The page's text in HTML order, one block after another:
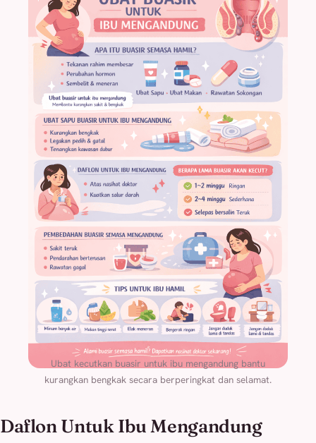
Ubat kecutkan buasir untuk ibu mengandung bantu
kurangkan bengkak secara berperingkat dan selamat.
Daflon Untuk Ibu Mengandung